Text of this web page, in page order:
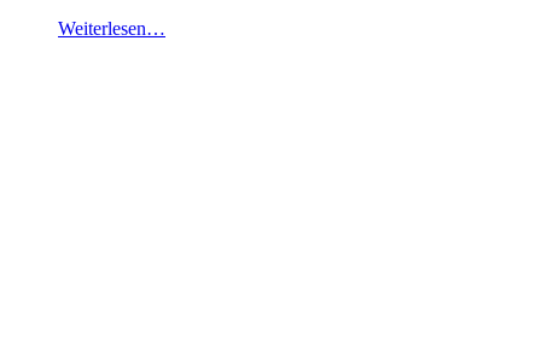
Weiterlesen…